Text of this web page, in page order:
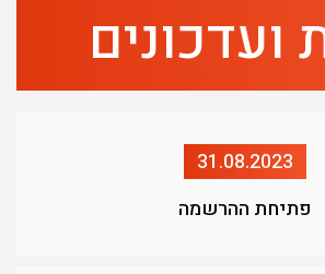
ועדכונים
31.08.2023
פתיחת ההרשמה